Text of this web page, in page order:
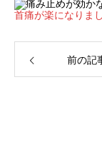
首痛が楽になりま
前の記